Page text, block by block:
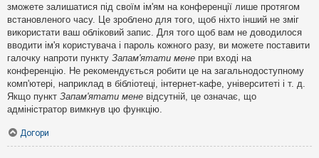
зможете залишатися під своїм ім'ям на конференції лише протягом
встановленого часу. Це зроблено для того, щоб ніхто інший не зміг
використати ваш обліковий запис. Для того щоб вам не доводилося
вводити ім'я користувача і пароль кожного разу, ви можете поставити
галочку напроти пункту Запам'ятати мене при вході на
конференцію. Не рекомендується робити це на загальнодоступному
комп'ютері, наприклад в бібліотеці, інтернет-кафе, університеті і т. д.
Якщо пункт Запам'ятати мене відсутній, це означає, що
адміністратор вимкнув цю функцію.
Догори